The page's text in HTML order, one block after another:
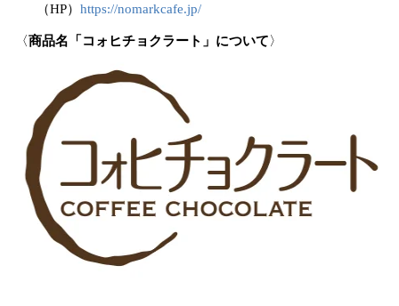
（HP） https://nomarkcafe.jp/
〈商品名「コォヒチョクラート」について〉